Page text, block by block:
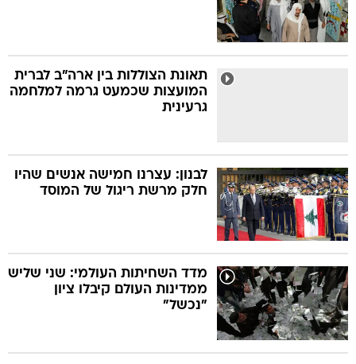
תאונת הצוללות בין ארה"ב לברית
המועצות שכמעט גרמה למלחמה
גרעינית
לבנון: עצרנו חמישה אנשים שהיו
חלק מרשת ריגול של המוסד
מדד השחיתות העולמי: שני שליש
ממדינות העולם קיבלו ציון
"נכשל"